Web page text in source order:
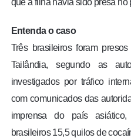
Entenda o caso
Três brasileiros foram
Tailândia, segundo as
investigados por tráfico
com comunicados das
imprensa do país
brasileiros 15,5 quilos de